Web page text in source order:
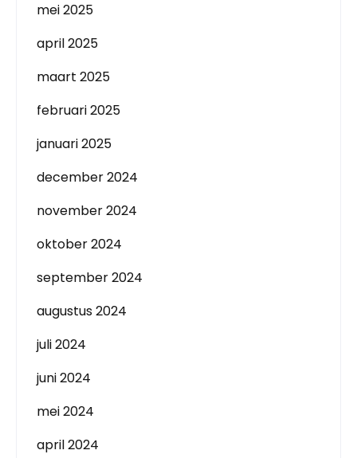
mei 2025
april 2025
maart 2025
februari 2025
januari 2025
december 2024
november 2024
oktober 2024
september 2024
augustus 2024
juli 2024
juni 2024
mei 2024
april 2024